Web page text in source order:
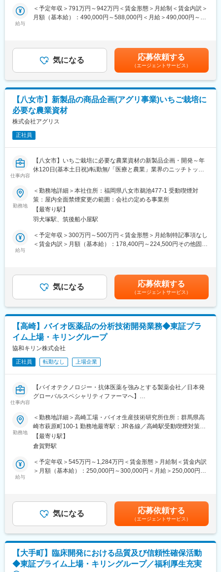
術・製品ライセンス契約の締結などを推進し、バイオ医薬等の画
期的な新薬を継続的に創出し、日本発のグローバル・スペシャリ
ーを巻き込みながら事業目標達成に貢献するポジションです。
〈具体的には〉
牽引するとともに、重要課題の解決
・規制当局査察、GMP監査、デューデリジェンス対応を支援し、
■ポジションの魅力
当社の特定の製品領域または地域における薬事専門家の第一人者
として、承認済み製品のグローバル戦略に大きく貢献できるポジ
ションです。
初回の申請・承認からライフサイクル管理に至るまで、複雑な
CMC規制関連業務を主導し、グローバルな意思決定に影響を与
え、技術および製造部門のリーダーと緊密に連携していただくこ
とが可能です。
自律性と責任感を持ち、グローバルレベルで規制上の成果を形作
です。
■当社について
■協和キリンについて
的に進めている国内トップクラスの製薬メーカーです。
「骨・ミネラル」と「血液がん・難治性血液疾患」「希少疾患」
期的な新薬を継続的に創出し、日本発のグローバル・スペシャリ
ティファーマとなることを目指しています
変更の範囲：会社の定める業務
給与
＜予定年収＞791万円～942万円＜賃金形態＞月給制＜賃金内訳＞
月額（基本給）：490,000円～588,000円＜月給＞490,000円～
り、選考を通じて上下する可能性があります。月給(月額)は固定手
当を含めた表記です。
気になる 応募依頼する
（エージェントサービス）
【八女市】新製品の商品企画(アグリ事業)いちご栽培に
必要な農業資材
株式会社アグリス
正社員
仕事内容
【八女市】いちご栽培に必要な農業資材の新製品企画・開発～年
休120日(基本土日祝)/転勤無/「医療と農業」業界のニッチトップ
■募集概要：
業界TOPシェアを誇る当社のアグリ事業にて、新製品の商品企画
をお任せします。
■業務内容：
・いちごを作っていくうえで必要な農業資材の肥料・資材の開
発 等
■アグリ事業部について：
アグリ事業部は「しぜん」にやさしい新しい発想と創造で、お客
様に必要とされる革新的な農業資材の開発と製造、販売を行って
となっているいちご産地の問題点を解消し、作業性の向上と収穫
増の両立を実現したことで高い評価を受けました。近年では観光
農園への導入も進んでいます。
■社風：
若い社員が多く活気の有る職場です。（平均年齢も30代前半）ま
た事業部長も40代前半と若い社員にもチャンスを与える風土があ
り、中途入社の方も多く、ハンディは全く御座いません。また社
内でバンドも組んだりしており、社員同士が仲が非常に良いで
す。
変更の範囲：本文参照
勤務地
＜勤務地詳細＞本社住所：福岡県八女市鵜池477-1 受動喫煙対
策：屋内全面禁煙変更の範囲：会社の定める事業所
【最寄り駅】
羽犬塚駅、筑後船小屋駅
給与
＜予定年収＞300万円～500万円＜賃金形態＞月給制特記事項なし
＜賃金内訳＞月額（基本給）：178,400円～224,500円その他固定
年2回(基本給×3～4ヶ月分)業績に伴い別途期末賞与有■固定時間を
超過した場合、別途残業代支給。■その他固定手当には、業務手当
（16,000円）・住宅手当（7,000円～40,000円）を含みます賃金
はあくまでも目安の金額であり、選考を通じて上下する可能性が
あります。月給(月額)は固定手当を含めた表記です。
気になる 応募依頼する
（エージェントサービス）
【高崎】バイオ医薬品の分析技術開発業務◆東証プラ
イム上場・キリングループ
協和キリン株式会社
正社員 転勤なし 上場企業
仕事内容
【バイオテクノロジー・抗体医薬を強みとする製薬会社／日本発
グローバルスペシャリティファーマへ】
■業務内容
・バイオ医薬品（抗体、ADCなど）の物性研究や品質評価に適用
する最新の分析法の研究・技術開発
・バイオ医薬品の製造プロセス構築や処方・デバイス開発、また
これらの変更における品質評価支援
・分析化学のスペシャリストとしてプロジェクトチームに参画し
プロジェクト推進に貢献する
※経営職（管理職採用）の場合、上記業務を管理監督しメンバーを
マネジメントする役割も担う
日本発のグローバルスペシャリティファーマへの飛躍を掲げてお
り、携わる品目はグローバルに供給されています
当社のグローバル組織の中でバイオ医薬品のCMC研究は当研究所
勤務地
＜勤務地詳細＞高崎工場・バイオ生産技術研究所住所：群馬県高
崎市萩原町100-1 勤務地最寄駅：JR各線／高崎駅受動喫煙対策：
屋内全面禁煙変更の範囲：会社の定める事業所
【最寄り駅】
倉賀野駅
給与
＜予定年収＞545万円～1,284万円＜賃金形態＞月給制＜賃金内訳
＞月額（基本給）：250,000円～300,000円＜月給＞250,000円～
記上限額を超過する場合、超過分は本人負担 上限額…62,000円
（群馬・独身/単身）、88,000円（群馬・3人以下）108,000円
（群馬・4人以上） 賃金はあくまでも目安の金額であり、選考を
通じて上下する可能性があります。月給(月額)は固定手当を含めた
表記です。
気になる 応募依頼する
（エージェントサービス）
【大手町】臨床開発における品質及び信頼性確保活動
◆東証プライム上場・キリングループ／福利厚生充実